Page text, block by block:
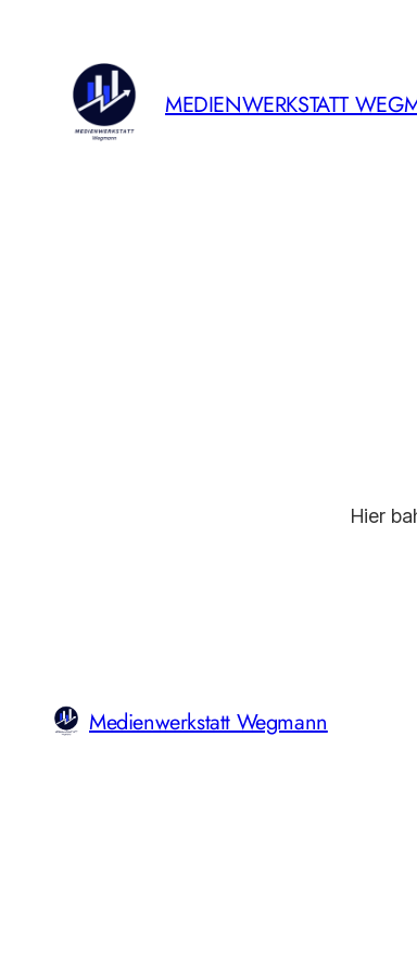
MEDIENWERKSTATT
Hier
Medienwerkstatt Wegmann